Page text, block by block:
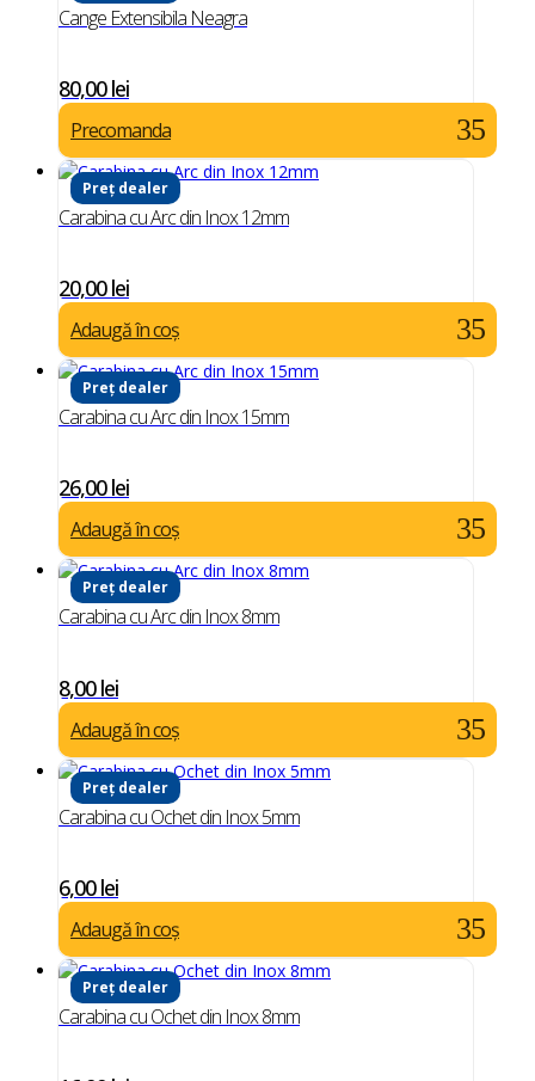
Cange Extensibila Neagra
80,00lei
Precomanda
Preț dealer
Carabina cu Arc din Inox 12mm
20,00lei
Adaugă în coș
Preț dealer
Carabina cu Arc din Inox 15mm
26,00lei
Adaugă în coș
Preț dealer
Carabina cu Arc din Inox 8mm
8,00lei
Adaugă în coș
Preț dealer
Carabina cu Ochet din Inox 5mm
6,00lei
Adaugă în coș
Preț dealer
Carabina cu Ochet din Inox 8mm